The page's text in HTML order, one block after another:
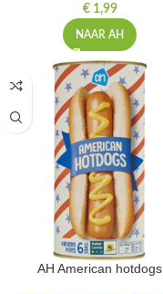
€1,99
NAAR AH
AH American hotdogs